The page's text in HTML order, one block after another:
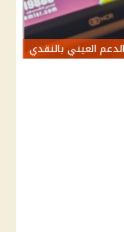
العيني بالنقدي